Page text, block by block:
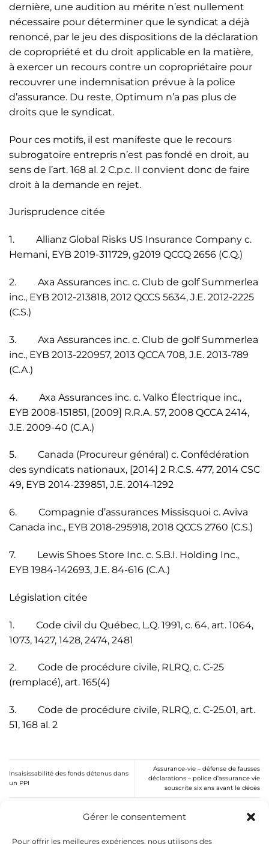
Gérer le consentement
Pour offrir les meilleures expériences, nous utilisons des
RECHERCHE
dernière, une audition au mérite n’est nullement
nécessaire pour déterminer que le syndicat a déjà
renoncé, par le jeu des dispositions de la déclaration
de copropriété et du droit applicable en la matière,
à exercer un recours contre un copropriétaire pour
recouvrer une indemnisation prévue à la police
d’assurance. Du reste, Optimum n’a pas plus de
droits que le syndicat.
Pour ces motifs, il est manifeste que le recours
subrogatoire entrepris n’est pas fondé en droit, au
sens de l’art. 168 al. 2 C.p.c. Il convient donc de faire
droit à la demande en rejet.
Jurisprudence citée
1. Allianz Global Risks US Insurance Company c.
Hemani, EYB 2019-311729, g2019 QCCQ 2656 (C.Q.)
2. Axa Assurances inc. c. Club de golf Summerlea
inc., EYB 2012-213818, 2012 QCCS 5634, J.E. 2012-2225
(C.S.)
3. Axa Assurances inc. c. Club de golf Summerlea
inc., EYB 2013-220957, 2013 QCCA 708, J.E. 2013-789
(C.A.)
4. Axa Assurances inc. c. Valko Électrique inc.,
EYB 2008-151851, [2009] R.R.A. 57, 2008 QCCA 2414,
J.E. 2009-40 (C.A.)
5. Canada (Procureur général) c. Confédération
des syndicats nationaux, [2014] 2 R.C.S. 477, 2014 CSC
49, EYB 2014-239851, J.E. 2014-1292
6. Compagnie d’assurances Missisquoi c. Aviva
Canada inc., EYB 2018-295918, 2018 QCCS 2760 (C.S.)
7. Lewis Shoes Store Inc. c. S.B.I. Holding Inc.,
EYB 1984-142693, J.E. 84-616 (C.A.)
Législation citée
1. Code civil du Québec, L.Q. 1991, c. 64, art. 1064,
1073, 1427, 1428, 2474, 2481
2. Code de procédure civile, RLRQ, c. C-25
(remplacé), art. 165(4)
3. Code de procédure civile, RLRQ, c. C-25.01, art.
51, 168 al. 2
Insaisissabilité des fonds détenus dans
un PPI
Assurance-vie – défense de fausses
déclarations – police d’assurance vie
souscrite six ans avant le décès